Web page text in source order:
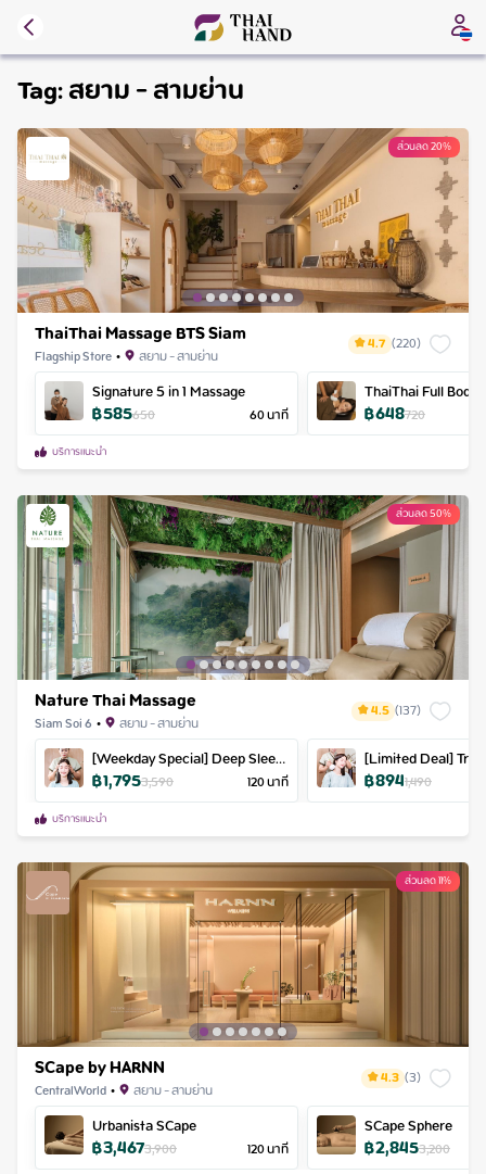
Tag:สยาม - สามย่าน
ส่วนลด 20%
ThaiThai Massage BTS Siam
Flagship Store• สยาม - สามย่าน 4.7 (220)
Signature 5 in 1 Massage
฿585650 60นาที
ThaiThai Full Body
with Hot Herbal
฿648720
บริการแนะนำ
ส่วนลด 50%
Nature Thai Massage
Siam Soi 6 • สยาม - สามย่าน 4.5 (137)
[Weekday Special] Deep Sleep
Massage
฿1,7953,590 120นาที
[Limited Deal] Traditional Thai
Massage + Herbal
฿8941,490
บริการแนะนำ
ส่วนลด 11%
SCape by HARNN
CentralWorld• สยาม - สามย่าน 4.3 (3)
Urbanista SCape
฿3,4673,900 120นาที
SCape Sphere
฿2,8453,200